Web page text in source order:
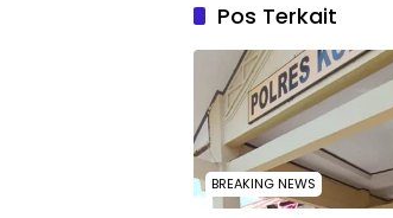
Pos Terkait
BREAKING NEWS